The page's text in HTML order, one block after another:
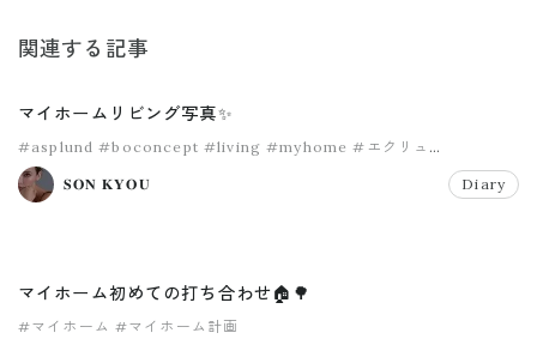
関連する記事
マイホームリビング写真✨
#asplund #boconcept #living #myhome #エクリュ
#マイホーム
𝐒𝐎𝐍 𝐊𝐘𝐎𝐔
Diary
マイホーム初めての打ち合わせ🏠🌳
#マイホーム #マイホーム計画